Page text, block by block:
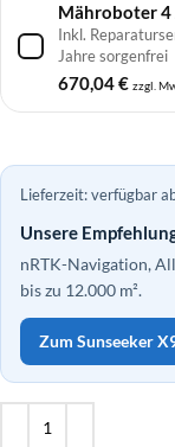
Mähroboter 4
Inkl.
Jahre sorgenfrei
670,04€ zzgl.
Lieferzeit: verfügbar
Unsere
nRTK-Navigation,
bis zu 12.000 m².
Zum Sunseeker